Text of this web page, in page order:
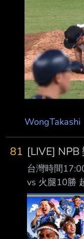
棒 岳東華 二
睿 中外野手
王博玄 右外
念庭 三壘手
杰 中外野手
翰 一壘手 第8
WongTakashi
81 [LIVE]
台灣時間
vs 火腿10勝
AVG OBP
RF .264 .324
(R) DH .268